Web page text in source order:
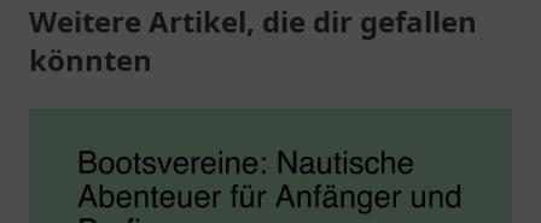
begeistern.
Tradition und
spannende
Weitere Artikel, die dir gefallen
könnten